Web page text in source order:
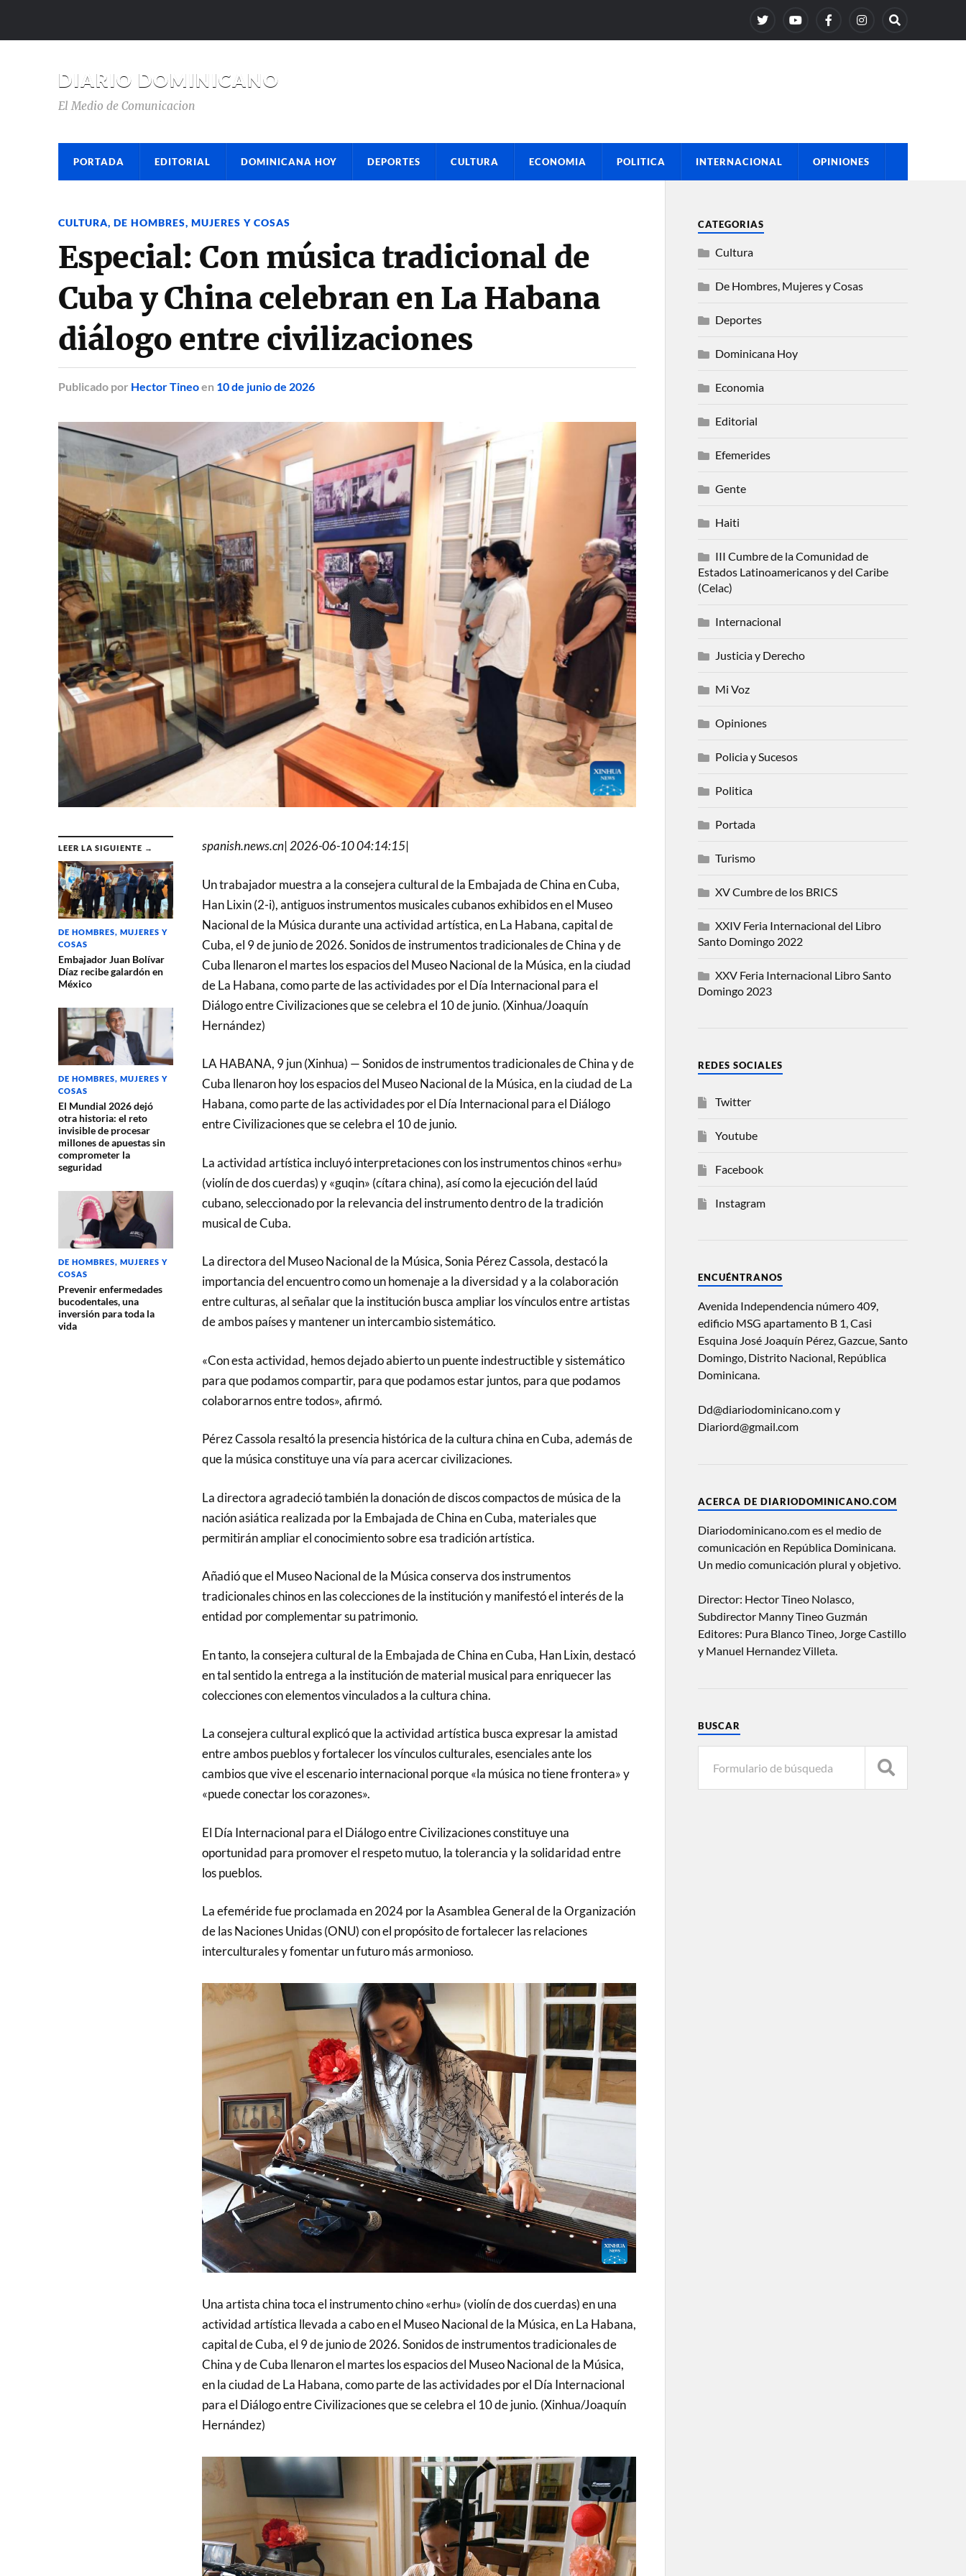
DIARIO DOMINICANO
El Medio de Comunicacion
PORTADA EDITORIAL DOMINICANA HOY DEPORTES CULTURA ECONOMIA POLITICA INTERNACIONAL OPINIONES
CULTURA, DE HOMBRES, MUJERES Y COSAS
Especial: Con música tradicional de
Cuba y China celebran en La Habana
diálogo entre civilizaciones
Publicado por Hector Tineoen 10 de junio de 2026
LEER LA SIGUIENTE →
DE HOMBRES, MUJERES Y
COSAS
Embajador Juan Bolívar
Díaz recibe galardón en
México
DE HOMBRES, MUJERES Y
COSAS
El Mundial 2026 dejó
otra historia: el reto
invisible de procesar
millones de apuestas sin
comprometer la
seguridad
DE HOMBRES, MUJERES Y
COSAS
Prevenir enfermedades
bucodentales, una
inversión para toda la
vida
spanish.news.cn| 2026-06-10 04:14:15|
Un trabajador muestra a la consejera cultural de la Embajada de China en Cuba,
Han Lixin (2-i), antiguos instrumentos musicales cubanos exhibidos en el Museo
Nacional de la Música durante una actividad artística, en La Habana, capital de
Cuba, el 9 de junio de 2026. Sonidos de instrumentos tradicionales de China y de
Cuba llenaron el martes los espacios del Museo Nacional de la Música, en la ciudad
de La Habana, como parte de las actividades por el Día Internacional para el
Diálogo entre Civilizaciones que se celebra el 10 de junio. (Xinhua/Joaquín
Hernández)
LA HABANA, 9 jun (Xinhua) — Sonidos de instrumentos tradicionales de China y de
Cuba llenaron hoy los espacios del Museo Nacional de la Música, en la ciudad de La
Habana, como parte de las actividades por el Día Internacional para el Diálogo
entre Civilizaciones que se celebra el 10 de junio.
La actividad artística incluyó interpretaciones con los instrumentos chinos «erhu»
(violín de dos cuerdas) y «guqin» (cítara china), así como la ejecución del laúd
cubano, seleccionado por la relevancia del instrumento dentro de la tradición
musical de Cuba.
La directora del Museo Nacional de la Música, Sonia Pérez Cassola, destacó la
importancia del encuentro como un homenaje a la diversidad y a la colaboración
entre culturas, al señalar que la institución busca ampliar los vínculos entre artistas
de ambos países y mantener un intercambio sistemático.
«Con esta actividad, hemos dejado abierto un puente indestructible y sistemático
para que podamos compartir, para que podamos estar juntos, para que podamos
colaborarnos entre todos», afirmó.
Pérez Cassola resaltó la presencia histórica de la cultura china en Cuba, además de
que la música constituye una vía para acercar civilizaciones.
La directora agradeció también la donación de discos compactos de música de la
nación asiática realizada por la Embajada de China en Cuba, materiales que
permitirán ampliar el conocimiento sobre esa tradición artística.
Añadió que el Museo Nacional de la Música conserva dos instrumentos
tradicionales chinos en las colecciones de la institución y manifestó el interés de la
entidad por complementar su patrimonio.
En tanto, la consejera cultural de la Embajada de China en Cuba, Han Lixin, destacó
en tal sentido la entrega a la institución de material musical para enriquecer las
colecciones con elementos vinculados a la cultura china.
La consejera cultural explicó que la actividad artística busca expresar la amistad
entre ambos pueblos y fortalecer los vínculos culturales, esenciales ante los
cambios que vive el escenario internacional porque «la música no tiene frontera» y
«puede conectar los corazones».
El Día Internacional para el Diálogo entre Civilizaciones constituye una
oportunidad para promover el respeto mutuo, la tolerancia y la solidaridad entre
los pueblos.
La efeméride fue proclamada en 2024 por la Asamblea General de la Organización
de las Naciones Unidas (ONU) con el propósito de fortalecer las relaciones
interculturales y fomentar un futuro más armonioso.
Una artista china toca el instrumento chino «erhu» (violín de dos cuerdas) en una
actividad artística llevada a cabo en el Museo Nacional de la Música, en La Habana,
capital de Cuba, el 9 de junio de 2026. Sonidos de instrumentos tradicionales de
China y de Cuba llenaron el martes los espacios del Museo Nacional de la Música,
en la ciudad de La Habana, como parte de las actividades por el Día Internacional
para el Diálogo entre Civilizaciones que se celebra el 10 de junio. (Xinhua/Joaquín
Hernández)
CATEGORIAS
Cultura
De Hombres, Mujeres y Cosas
Deportes
Dominicana Hoy
Economia
Editorial
Efemerides
Gente
Haiti
III Cumbre de la Comunidad de
Estados Latinoamericanos y del Caribe
(Celac)
Internacional
Justicia y Derecho
Mi Voz
Opiniones
Policia y Sucesos
Politica
Portada
Turismo
XV Cumbre de los BRICS
XXIV Feria Internacional del Libro
Santo Domingo 2022
XXV Feria Internacional Libro Santo
Domingo 2023
REDES SOCIALES
Twitter
Youtube
Facebook
Instagram
ENCUÉNTRANOS
Avenida Independencia número 409,
edificio MSG apartamento B 1, Casi
Esquina José Joaquín Pérez, Gazcue, Santo
Domingo, Distrito Nacional, República
Dominicana.
Dd@diariodominicano.com y
Diariord@gmail.com
ACERCA DE DIARIODOMINICANO.COM
Diariodominicano.com es el medio de
comunicación en República Dominicana.
Un medio comunicación plural y objetivo.
Director: Hector Tineo Nolasco,
Subdirector Manny Tineo Guzmán
Editores: Pura Blanco Tineo, Jorge Castillo
y Manuel Hernandez Villeta.
BUSCAR